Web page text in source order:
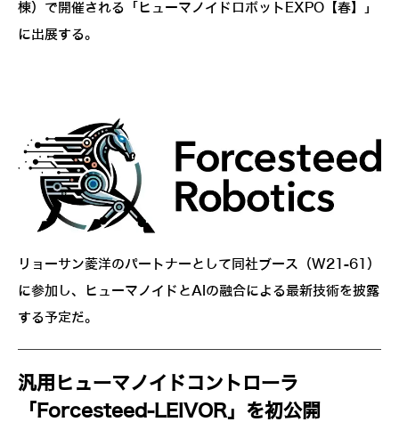
棟）で開催される「ヒューマノイドロボットEXPO【春】」
に出展する。
リョーサン菱洋のパートナーとして同社ブース（W21-61）
に参加し、ヒューマノイドとAIの融合による最新技術を披露
する予定だ。
汎用ヒューマノイドコントローラ
「Forcesteed-LEIVOR」を初公開